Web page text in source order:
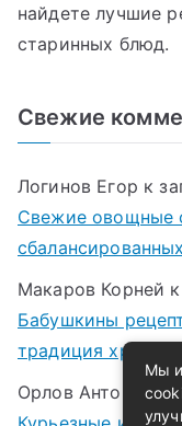
найдете лучшие
старинных блюд.
Свежие
Логинов Егор к
Свежие овощные
Макаров Корней
Бабушкины
традиция
Орлов Антон
к
Мы